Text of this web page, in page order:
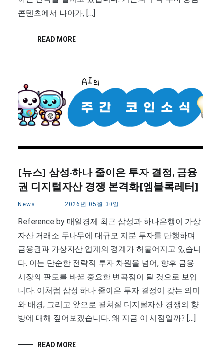
콘텐츠에서 나아가, […]
READ MORE
[뉴스] 삼성·하나 줄이은 투자 결정, 금융
권 디지털자산 경쟁 본격화[엠블록레터]
News 2026년 05월 30일
Reference by 매일경제 최근 삼성과 하나은행이 가상
자산 거래소 두나무에 대규모 지분 투자를 단행하며
금융권과 가상자산 업계의 경계가 허물어지고 있습니
다. 이는 단순한 전략적 투자 차원을 넘어, 향후 금융
시장의 판도를 바꿀 중요한 변곡점이 될 것으로 보입
니다. 이처럼 삼성·하나 줄이은 투자 결정이 갖는 의미
와 배경, 그리고 앞으로 펼쳐질 디지털자산 경쟁의 향
방에 대해 짚어보겠습니다. 왜 지금 이 시점일까? […]
READ MORE